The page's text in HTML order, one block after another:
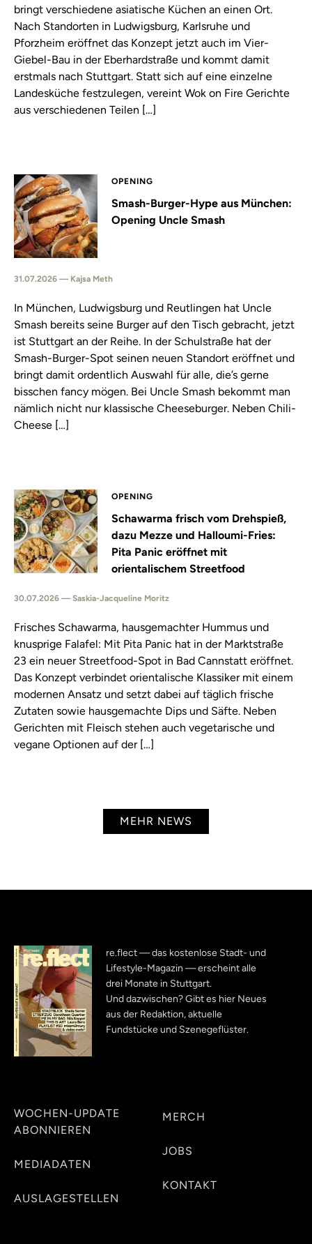
bringt verschiedene asiatische Küchen an einen Ort.
Nach Standorten in Ludwigsburg, Karlsruhe und
Pforzheim eröffnet das Konzept jetzt auch im Vier-
Giebel-Bau in der Eberhardstraße und kommt damit
erstmals nach Stuttgart. Statt sich auf eine einzelne
Landesküche festzulegen, vereint Wok on Fire Gerichte
aus verschiedenen Teilen […]
OPENING
Smash-Burger-Hype aus München:
Opening Uncle Smash
31.07.2026 — Kajsa Meth
In München, Ludwigsburg und Reutlingen hat Uncle
Smash bereits seine Burger auf den Tisch gebracht, jetzt
ist Stuttgart an der Reihe. In der Schulstraße hat der
Smash-Burger-Spot seinen neuen Standort eröffnet und
bringt damit ordentlich Auswahl für alle, die’s gerne
bisschen fancy mögen. Bei Uncle Smash bekommt man
nämlich nicht nur klassische Cheeseburger. Neben Chili-
Cheese […]
OPENING
Schawarma frisch vom Drehspieß,
dazu Mezze und Halloumi-Fries:
Pita Panic eröffnet mit
orientalischem Streetfood
30.07.2026 — Saskia-Jacqueline Moritz
Frisches Schawarma, hausgemachter Hummus und
knusprige Falafel: Mit Pita Panic hat in der Marktstraße
23 ein neuer Streetfood-Spot in Bad Cannstatt eröffnet.
Das Konzept verbindet orientalische Klassiker mit einem
modernen Ansatz und setzt dabei auf täglich frische
Zutaten sowie hausgemachte Dips und Säfte. Neben
Gerichten mit Fleisch stehen auch vegetarische und
vegane Optionen auf der […]
MEHR NEWS
re.flect — das kostenlose Stadt- und
Lifestyle-Magazin — erscheint alle
drei Monate in Stuttgart.
Und dazwischen? Gibt es hier Neues
aus der Redaktion, aktuelle
Fundstücke und Szenegeflüster.
WOCHEN-UPDATE
ABONNIEREN
MEDIADATEN
AUSLAGESTELLEN
MERCH
JOBS
KONTAKT